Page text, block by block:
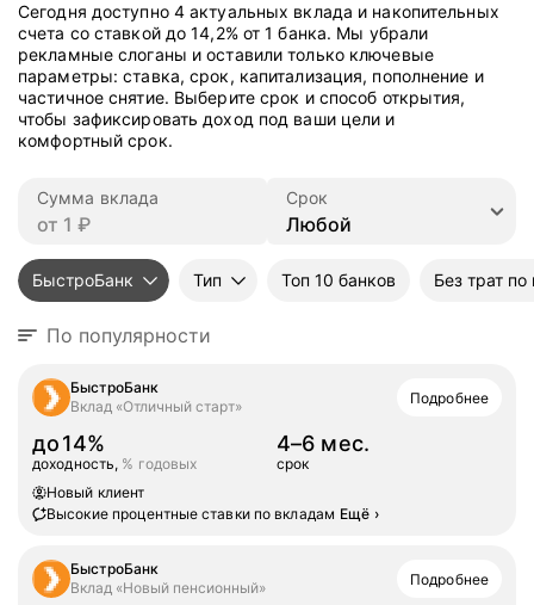
Сегодня доступно 4 актуальных вклада и накопительных
счета со ставкой до 14,2% от 1 банка. Мы убрали
рекламные слоганы и оставили только ключевые
параметры: ставка, срок, капитализация, пополнение и
частичное снятие. Выберите срок и способ открытия,
чтобы зафиксировать доход под ваши цели и
комфортный срок.
Сумма вклада Срок
БыстроБанк Тип Топ 10 банков Без трат по
По популярности
БыстроБанк
Вклад «Отличный старт»
Подробнее
до14%
доходность, % годовых
4–6 мес.
срок
Новый клиент
Высокие процентные ставки по вкладам Ещё ›
БыстроБанк
Вклад «Новый пенсионный»
Подробнее